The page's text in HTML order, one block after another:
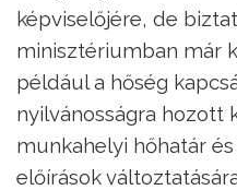
képviselőjére, de
minisztériumban már
például a hőség
nyilvánosságra hozott
munkahelyi hőhatár
előírások